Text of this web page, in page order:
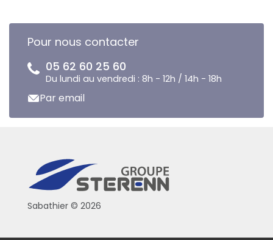
Pour nous contacter
05 62 60 25 60
Du lundi au vendredi : 8h - 12h / 14h - 18h
Par email
Sabathier © 2026